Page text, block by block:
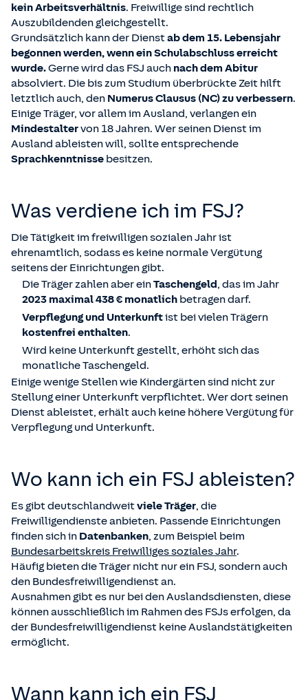
kein Arbeitsverhältnis. Freiwillige sind rechtlich
Auszubildenden gleichgestellt.
Grundsätzlich kann der Dienstab dem 15. Lebensjahr
begonnen werden, wenn ein Schulabschluss erreicht
wurde.Gerne wird das FSJ auch nach dem Abitur
absolviert. Die bis zum Studium überbrückte Zeit hilft
letztlich auch, den Numerus Clausus (NC) zu verbessern.
Einige Träger, vor allem im Ausland, verlangen ein
Mindestaltervon 18 Jahren. Wer seinen Dienst im
Ausland ableisten will, sollte entsprechende
Sprachkenntnisse besitzen.
Was verdiene ich im FSJ?
Die Tätigkeit im freiwilligen sozialen Jahr ist
ehrenamtlich, sodass es keine normale Vergütung
seitens der Einrichtungen gibt.
Die Träger zahlen aber einTaschengeld, das im Jahr
2023 maximal 438 € monatlich betragen darf.
Verpflegung und Unterkunftist bei vielen Trägern
kostenfrei enthalten.
Wird keine Unterkunft gestellt, erhöht sich das
monatliche Taschengeld.
Einige wenige Stellen wie Kindergärten sind nicht zur
Stellung einer Unterkunft verpflichtet. Wer dort seinen
Dienst ableistet, erhält auch keine höhere Vergütung für
Verpflegung und Unterkunft.
Wo kann ich ein FSJ ableisten?
Es gibt deutschlandweitviele Träger, die
Freiwilligendienste anbieten. Passende Einrichtungen
finden sich in Datenbanken, zum Beispiel beim
Bundesarbeitskreis Freiwilliges soziales Jahr.
Häufig bieten die Träger nicht nur ein FSJ, sondern auch
den Bundesfreiwilligendienst an.
Ausnahmen gibt es nur bei den Auslandsdiensten, diese
können ausschließlich im Rahmen des FSJs erfolgen, da
der Bundesfreiwilligendienst keine Auslandstätigkeiten
ermöglicht.
Wann kann ich ein FSJ